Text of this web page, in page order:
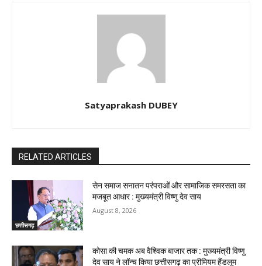
Satyaprakash DUBEY
RELATED ARTICLES
छत्तीसगढ़
सेन समाज सनातन परंपराओं और सामाजिक समरसता का
मजबूत आधार : मुख्यमंत्री विष्णु देव साय
August 8, 2026
कोसा की चमक अब वैश्विक बाजार तक : मुख्यमंत्री विष्णु
देव साय ने लॉन्च किया छत्तीसगढ़ का प्रीमियम हैंडलूम